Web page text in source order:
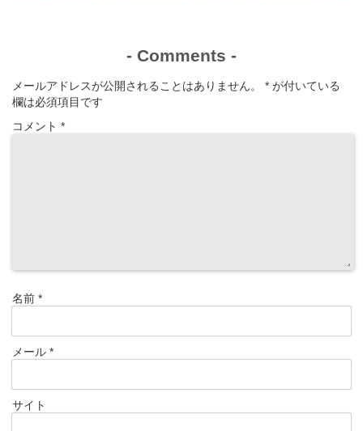
- Comments -
メールアドレスが公開されることはありません。 * が付いている
欄は必須項目です
コメント *
名前 *
メール *
サイト